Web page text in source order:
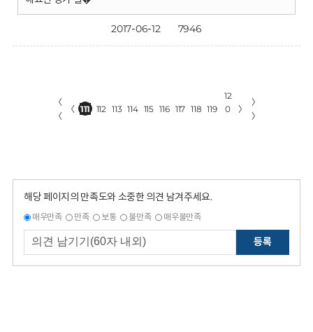
2017-06-12 7946
〈
〈
〈 111 112 113 114 115 116 117 118 119
12
0
〉
〉
〉
해당 페이지의 만족도와 소중한 의견 남겨주세요.
매우만족 만족 보통 불만족 매우불만족
등록